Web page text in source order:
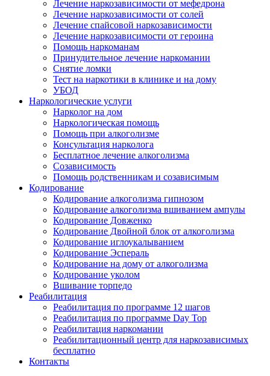
Лечение наркозависимости от мефедрона
Лечение наркозависимости от солей
Лечение спайсовой наркозависимости
Лечение наркозависимости от героина
Помощь наркоманам
Принудительное лечение наркомании
Снятие ломки
Тест на наркотики в клинике и на дому
УБОД
Наркологические услуги
Нарколог на дом
Наркологическая помощь
Помощь при алкоголизме
Консультация нарколога
Бесплатное лечение алкоголизма
Созависимость
Помощь родственникам и созависимым
Кодирование
Кодирование алкоголизма гипнозом
Кодирование алкоголизма вшиванием ампулы
Кодирование Довженко
Кодирование Двойной блок от алкоголизма
Кодирование иглоукалыванием
Кодирование Эспераль
Кодирование на дому от алкоголизма
Кодирование уколом
Вшивание торпедо
Реабилитация
Реабилитация по программе 12 шагов
Реабилитация по программе Day Top
Реабилитация наркомании
Реабилитационный центр для наркозависимых
бесплатно
Контакты